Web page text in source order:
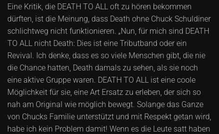
Eine Kritik, die DEATH TO ALL oft zu hören bekommen
dürften, ist die Meinung, dass Death ohne Chuck Schuldiner
schlichtweg nicht funktionieren. „Nun, für mich sind DEATH
TO ALL nicht Death: Dies ist eine Tributband oder ein
Revival. Ich denke, dass es so viele Menschen gibt, die nie
die Chance hatten, Death damals zu sehen, als sie noch
eine aktive Gruppe waren. DEATH TO ALL ist eine coole
Möglichkeit für sie, eine Art Ersatz zu erleben, der sich so
nah am Original wie möglich bewegt. Solange das Ganze
von Chucks Familie unterstützt und mit Respekt getan wird,
habe ich kein Problem damit! Wenn es die Leute satt haben